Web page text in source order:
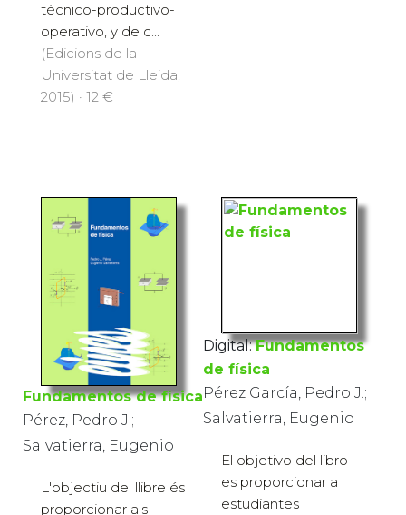
temáticas de
carácter organizativo,
administrativo,
técnico-productivo-
operativo, y de c...
Pérez, Pedro J.;
Digital: Fundamentos
Pérez García, Pedro J.;
Salvatierra, Eugenio